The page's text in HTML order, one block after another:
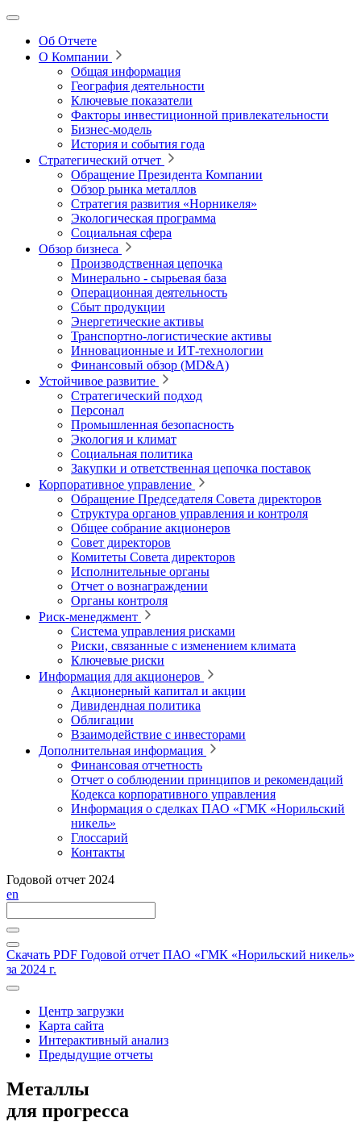
Об Отчете
О Компании
Общая информация
География деятельности
Ключевые показатели
Факторы инвестиционной привлекательности
Бизнес-модель
История и события года
Стратегический отчет
Обращение Президента Компании
Обзор рынка металлов
Стратегия развития «Норникеля»
Экологическая программа
Социальная сфера
Обзор бизнеса
Производственная цепочка
Минерально ‑ сырьевая база
Операционная деятельность
Сбыт продукции
Энергетические активы
Транспортно-логистические активы
Инновационные и ИТ‑технологии
Финансовый обзор (MD&A)
Устойчивое развитие
Стратегический подход
Персонал
Промышленная безопасность
Экология и климат
Социальная политика
Закупки и ответственная цепочка поставок
Корпоративное управление
Обращение Председателя Совета директоров
Структура органов управления и контроля
Общее собрание акционеров
Совет директоров
Комитеты Совета директоров
Исполнительные органы
Отчет о вознаграждении
Органы контроля
Риск-менеджмент
Система управления рисками
Риски, связанные с изменением климата
Ключевые риски
Информация для акционеров
Акционерный капитал и акции
Дивидендная политика
Облигации
Взаимодействие с инвесторами
Дополнительная информация
Финансовая отчетность
Отчет о соблюдении принципов и рекомендаций
Кодекса корпоративного управления
Информация о сделках ПАО «ГМК «Норильский
никель»
Глоссарий
Контакты
Годовой отчет 2024
en
Скачать PDF Годовой отчет ПАО «ГМК «Норильский никель»
за 2024 г.
Центр загрузки
Карта сайта
Интерактивный анализ
Предыдущие отчеты
Металлы
для прогресса